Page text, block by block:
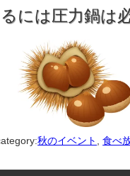
には圧力鍋は
秋のイベント ,食べ